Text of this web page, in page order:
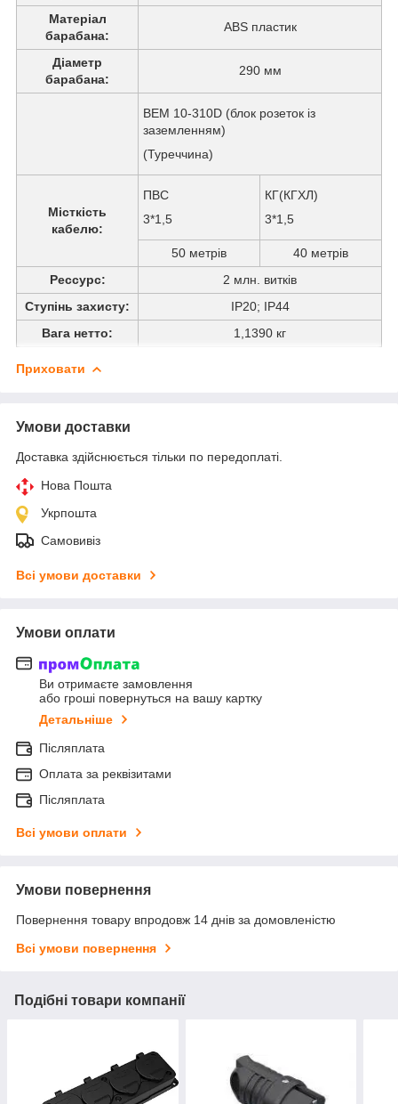
Матеріал
барабана:
ABS пластик
Діаметр
барабана:
290 мм
ВЕМ 10-310D (блок розеток із
заземленням)
(Туреччина)
Місткість
кабелю:
ПВС
3*1,5
КГ(КГХЛ)
3*1,5
50 метрів
40 метрів
Рессурс:
2 млн. витків
Ступінь захисту:
IP20; IP44
Вага нетто:
1,1390 кг
Приховати
Умови доставки
Доставка здійснюється тільки по передоплаті.
Нова Пошта
Укрпошта
Самовивіз
Всі умови доставки
Умови оплати
Ви отримаєте замовлення
або гроші повернуться на вашу картку
Детальніше
Післяплата
Оплата за реквізитами
Післяплата
Всі умови оплати
Умови повернення
Повернення товару впродовж 14 днів за домовленістю
Всі умови повернення
Подібні товари компанії